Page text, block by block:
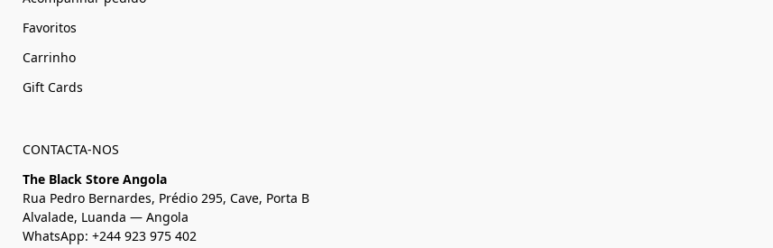
Favoritos
Carrinho
Gift Cards
CONTACTA-NOS
The Black Store Angola
Rua Pedro Bernardes, Prédio 295, Cave, Porta B
Alvalade, Luanda — Angola
WhatsApp: +244 923 975 402